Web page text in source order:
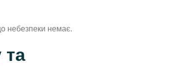
небезпеки немає.
та